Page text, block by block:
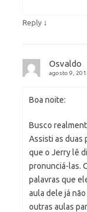
Reply ↓
Osvaldo
agosto 9,
Boa noite:
Busco
Assisti as duas
que o Jerry lê
pronunciá-las.
palavras que
aula dele já
outras aulas